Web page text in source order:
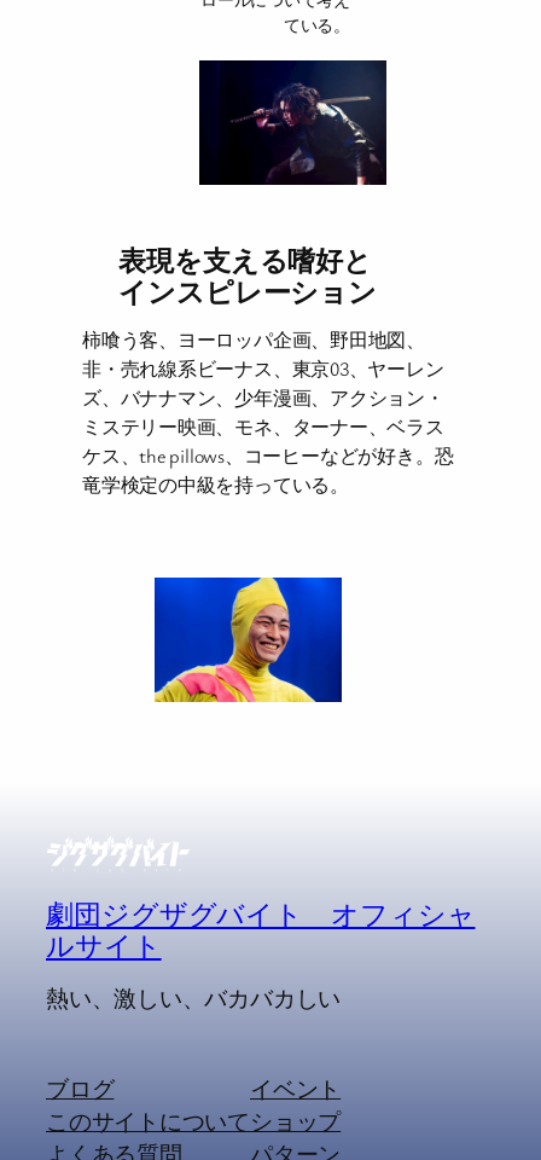
ている。
表現を支える嗜好と
インスピレーション
柿喰う客、ヨーロッパ企画、野田地図、
非・売れ線系ビーナス、東京03、ヤーレン
ズ、バナナマン、少年漫画、アクション・
ミステリー映画、モネ、ターナー、ベラス
ケス、the pillows、コーヒーなどが好き。恐
竜学検定の中級を持っている。
劇団ジグザグバイト オフィシャ
ルサイト
熱い、激しい、バカバカしい
ブログ
このサイトについて
イベント
ショップ